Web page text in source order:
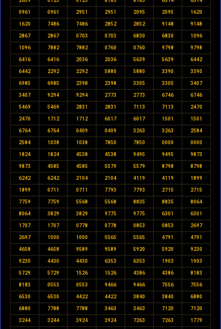
0961 0961 2951 2951 2095 2095 1620
1620 7486 7486 2852 2852 9148 9148
2867 2867 0703 0703 6830 6830 1096
1096 7882 7882 0760 0760 9798 9798
6416 6416 2036 2036 5639 5639 6442
6442 2292 2292 5880 5880 3390 3390
6985 6985 2398 2398 3305 3305 3407
3407 9294 9294 2773 2773 6746 6746
5469 5469 2831 2831 7113 7113 2470
2470 1712 1712 6017 6017 1501 1501
6764 6764 0409 0409 3263 3263 2584
2584 1038 1038 7850 7850 0000 0000
1824 1824 4538 4538 9495 9495 9873
9873 4585 4585 5579 5579 8798 8798
6242 6242 2104 2104 4119 4119 1899
1899 0711 0711 7793 7793 2715 2715
7759 7759 5568 5568 8835 8835 8064
8064 3829 3829 9775 9775 6301 6301
1707 1707 0778 0778 0853 0853 2697
2697 1000 1000 5565 5565 4791 4791
4658 4658 9589 9589 5920 5920 9230
9230 4430 4430 6353 6353 1903 1903
5729 5729 1526 1526 4386 4386 8183
8183 0553 0553 9466 9466 7556 7556
6530 6530 4422 4422 3840 3840 6880
6880 7788 7788 3463 3463 7120 7120
3244 3244 3924 3924 7263 7263 1779